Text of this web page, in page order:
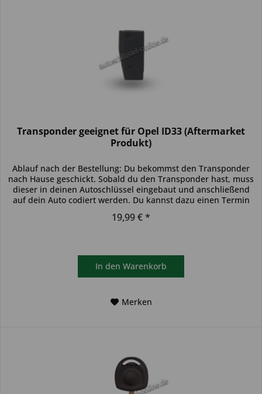
Transponder geeignet für Opel ID33 (Aftermarket
Produkt)
Ablauf nach der Bestellung: Du bekommst den Transponder
nach Hause geschickt. Sobald du den Transponder hast, muss
dieser in deinen Autoschlüssel eingebaut und anschließend
auf dein Auto codiert werden. Du kannst dazu einen Termin
19,99 € *
In den Warenkorb
Merken